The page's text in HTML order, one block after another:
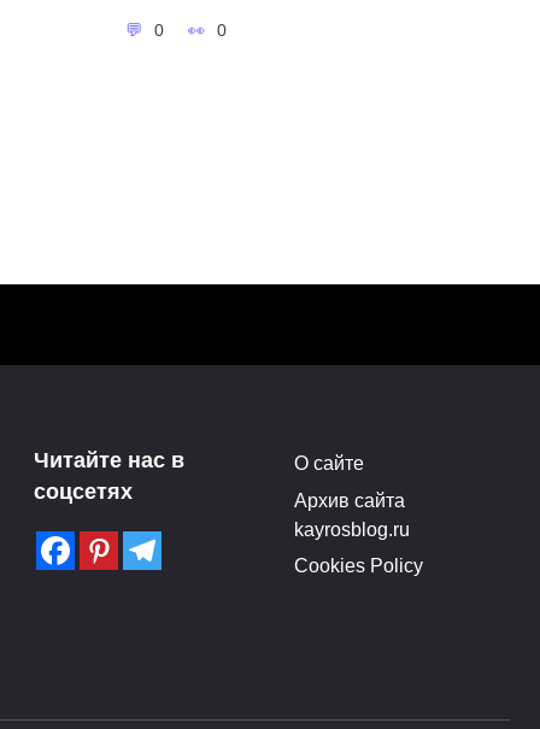
0 0
Марии Бургановой в РАХ
(28.04-17.05.15)
Поделитья с друзьями в
социальных сетях:3Поделились
Читайте нас в
соцсетях
О сайте
Архив сайта
kayrosblog.ru
Cookies Policy